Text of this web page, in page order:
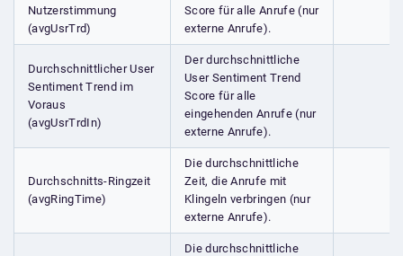
Nutzerstimmung
(avgUsrTrd)
Score für alle Anrufe (nur
externe Anrufe).
Durchschnittlicher User
Sentiment Trend im
Voraus
(avgUsrTrdIn)
Der durchschnittliche
User Sentiment Trend
Score für alle
eingehenden Anrufe (nur
externe Anrufe).
Durchschnitts-Ringzeit
(avgRingTime)
Die durchschnittliche
Zeit, die Anrufe mit
Klingeln verbringen (nur
externe Anrufe).
Die durchschnittliche